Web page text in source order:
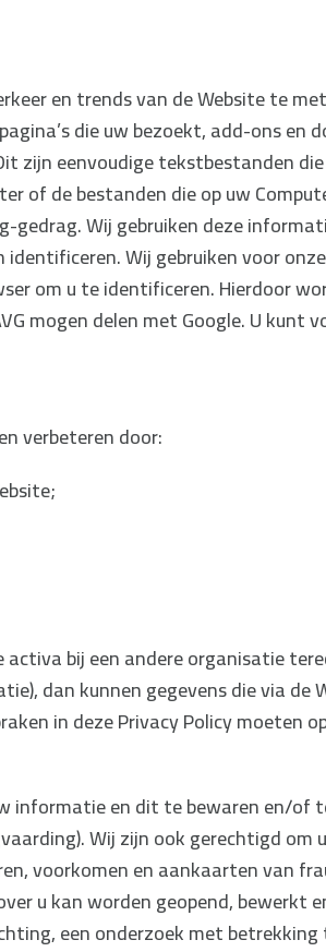
en trends van de Website te
die uw bezoekt, add-ons en
zijn eenvoudige tekstbestanden
of de bestanden die op uw
gedrag. Wij gebruiken deze
Wij gebruiken voor
om u te identificeren. Hierdoor
mogen delen met Google. U kunt
verbeteren door:
bij een andere organisatie
dan kunnen gegevens die via de
in deze Privacy Policy moeten
informatie en dit te bewaren en/of
Wij zijn ook gerechtigd
voorkomen en aankaarten van
u kan worden geopend, bewerkt
een onderzoek met